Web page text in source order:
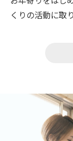
くりの活動に取